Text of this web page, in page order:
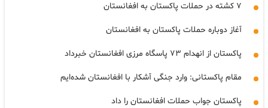
۷ کشته در حملات پاکستان به افغانستان
آغاز دوباره حملات پاکستان به افغانستان
پاکستان از انهدام ۷۳ پاسگاه مرزی افغانستان خبرداد
مقام پاکستانی: وارد جنگی آشکار با افغانستان شده‌ایم
پاکستان جواب حملات افغانستان را داد